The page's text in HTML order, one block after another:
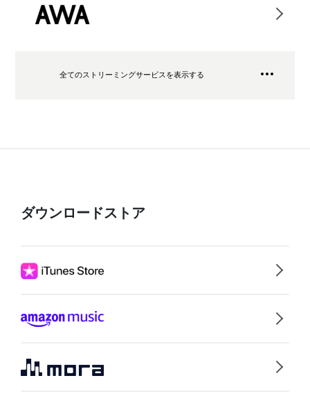
全てのストリーミングサービスを表示する
ダウンロードストア